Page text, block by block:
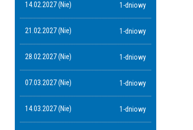
14.02.2027 (Nie) 1-dniowy
21.02.2027 (Nie) 1-dniowy
28.02.2027 (Nie) 1-dniowy
07.03.2027 (Nie) 1-dniowy
14.03.2027 (Nie) 1-dniowy